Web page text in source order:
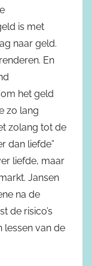
is met
naar geld.
En
het geld
zo lang
zolang tot de
dan liefde”
liefde, maar
Jansen
na de
de risico’s
lessen van de